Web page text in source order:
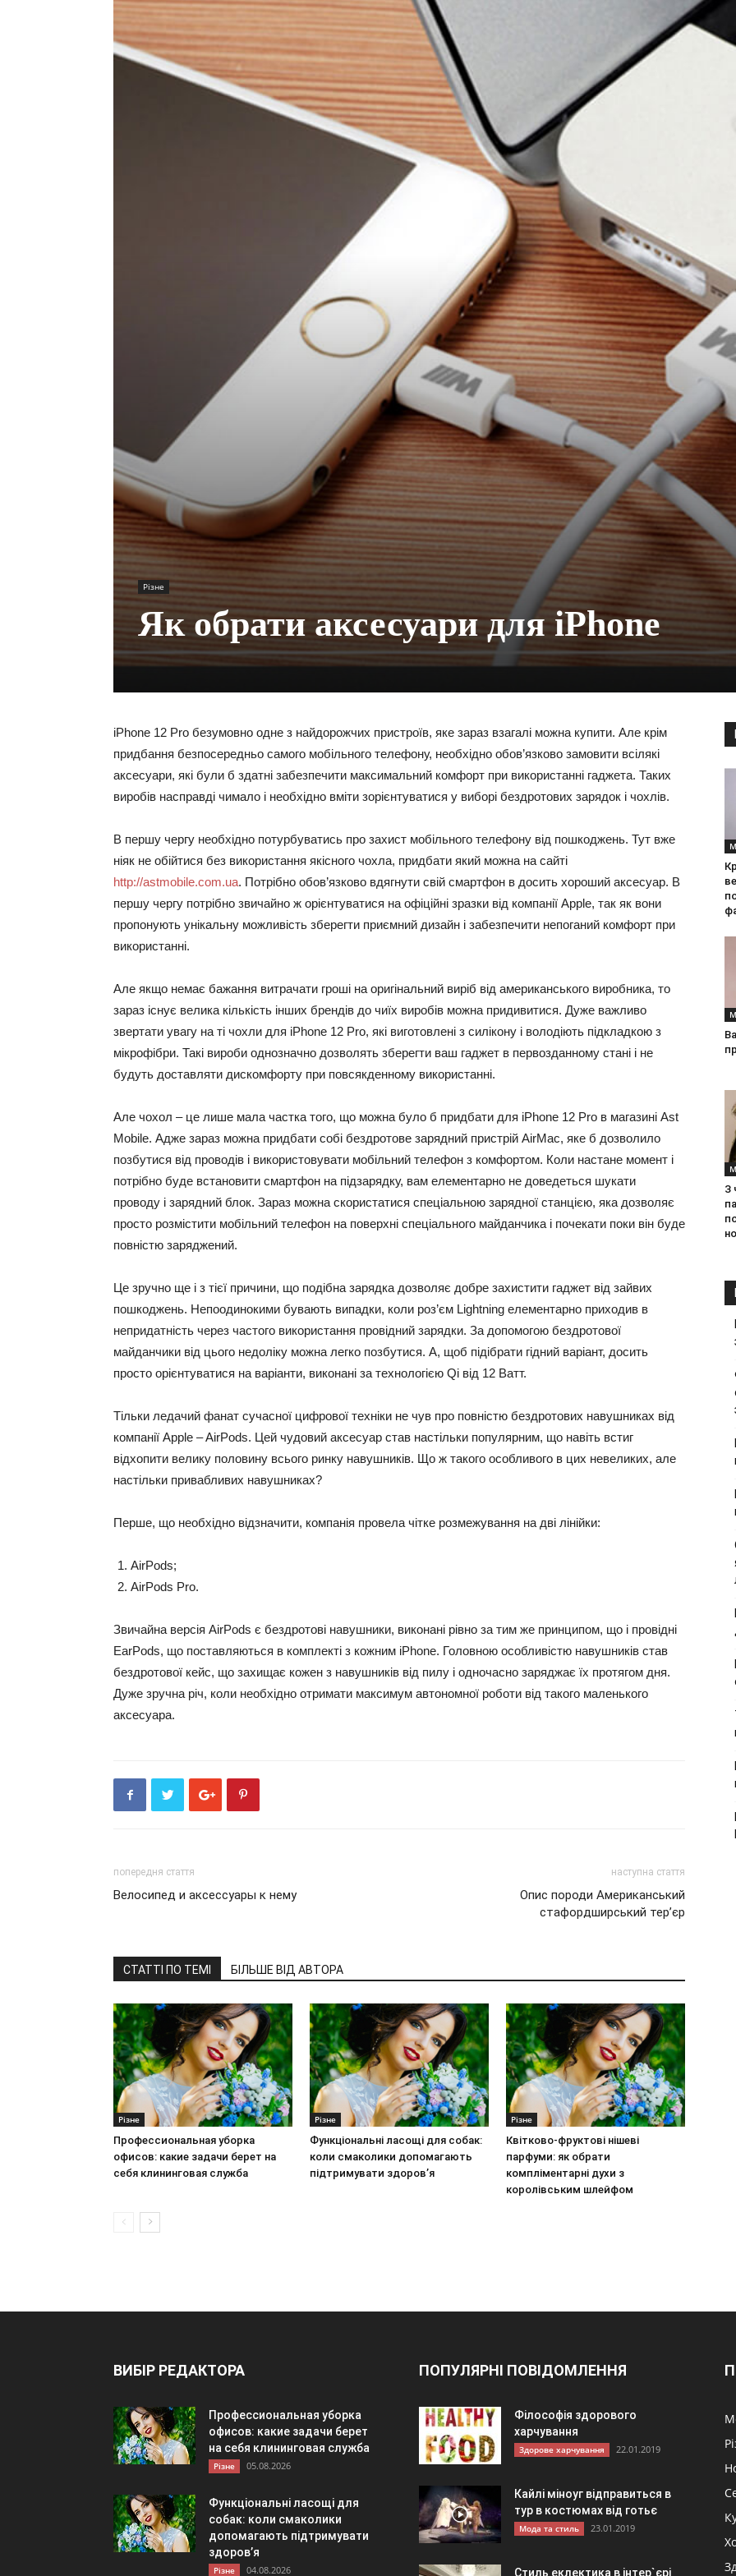
Різне
Як обрати аксесуари для iPhone
iPhone 12 Pro безумовно одне з найдорожчих пристроїв, яке зараз взагалі можна купити. Але крім
придбання безпосередньо самого мобільного телефону, необхідно обов’язково замовити всілякі
аксесуари, які були б здатні забезпечити максимальний комфорт при використанні гаджета. Таких
виробів насправді чимало і необхідно вміти зорієнтуватися у виборі бездротових зарядок і чохлів.
В першу чергу необхідно потурбуватись про захист мобільного телефону від пошкоджень. Тут вже
ніяк не обійтися без використання якісного чохла, придбати який можна на сайті
http://astmobile.com.ua. Потрібно обов’язково вдягнути свій смартфон в досить хороший аксесуар. В
першу чергу потрібно звичайно ж орієнтуватися на офіційні зразки від компанії Apple, так як вони
пропонують унікальну можливість зберегти приємний дизайн і забезпечити непоганий комфорт при
використанні.
Але якщо немає бажання витрачати гроші на оригінальний виріб від американського виробника, то
зараз існує велика кількість інших брендів до чиїх виробів можна придивитися. Дуже важливо
звертати увагу на ті чохли для iPhone 12 Pro, які виготовлені з силікону і володіють підкладкою з
мікрофібри. Такі вироби однозначно дозволять зберегти ваш гаджет в первозданному стані і не
будуть доставляти дискомфорту при повсякденному використанні.
Але чохол – це лише мала частка того, що можна було б придбати для iPhone 12 Pro в магазині Ast
Mobile. Адже зараз можна придбати собі бездротове зарядний пристрій AirMac, яке б дозволило
позбутися від проводів і використовувати мобільний телефон з комфортом. Коли настане момент і
потрібно буде встановити смартфон на підзарядку, вам елементарно не доведеться шукати
проводу і зарядний блок. Зараз можна скористатися спеціальною зарядної станцією, яка дозволяє
просто розмістити мобільний телефон на поверхні спеціального майданчика і почекати поки він буде
повністю заряджений.
Це зручно ще і з тієї причини, що подібна зарядка дозволяє добре захистити гаджет від зайвих
пошкоджень. Непоодинокими бувають випадки, коли роз’єм Lightning елементарно приходив в
непридатність через частого використання провідний зарядки. За допомогою бездротової
майданчики від цього недоліку можна легко позбутися. А, щоб підібрати гідний варіант, досить
просто орієнтуватися на варіанти, виконані за технологією Qi від 12 Ватт.
Тільки ледачий фанат сучасної цифрової техніки не чув про повністю бездротових навушниках від
компанії Apple – AirPods. Цей чудовий аксесуар став настільки популярним, що навіть встиг
відхопити велику половину всього ринку навушників. Що ж такого особливого в цих невеликих, але
настільки привабливих навушниках?
Перше, що необхідно відзначити, компанія провела чітке розмежування на дві лінійки:
AirPods;
AirPods Pro.
Звичайна версія AirPods є бездротові навушники, виконані рівно за тим же принципом, що і провідні
EarPods, що поставляються в комплекті з кожним iPhone. Головною особливістю навушників став
бездротової кейс, що захищає кожен з навушників від пилу і одночасно заряджає їх протягом дня.
Дуже зручна річ, коли необхідно отримати максимум автономної роботи від такого маленького
аксесуара.
попередня стаття
Велосипед и аксессуары к нему
наступна стаття
Опис породи Американський
стафордширський тер’єр
СТАТТІ ПО ТЕМІ БІЛЬШЕ ВІД АВТОРА
Різне
Профессиональная уборка
офисов: какие задачи берет на
себя клининговая служба
Різне
Функціональні ласощі для собак:
коли смаколики допомагають
підтримувати здоров’я
Різне
Квітково-фруктові нішеві
парфуми: як обрати
компліментарні духи з
королівським шлейфом
З
ВИБІР РЕДАКТОРА
Профессиональная уборка
офисов: какие задачи берет
на себя клининговая служба
Різне 05.08.2026
Функціональні ласощі для
собак: коли смаколики
допомагають підтримувати
здоров’я
Різне 04.08.2026
ПОПУЛЯРНІ ПОВІДОМЛЕННЯ
Філософія здорового
харчування
Здорове харчування 22.01.2019
Кайлі міноуг відправиться в
тур в костюмах від готьє
Мода та стиль 23.01.2019
Стиль еклектика в інтер`єрі